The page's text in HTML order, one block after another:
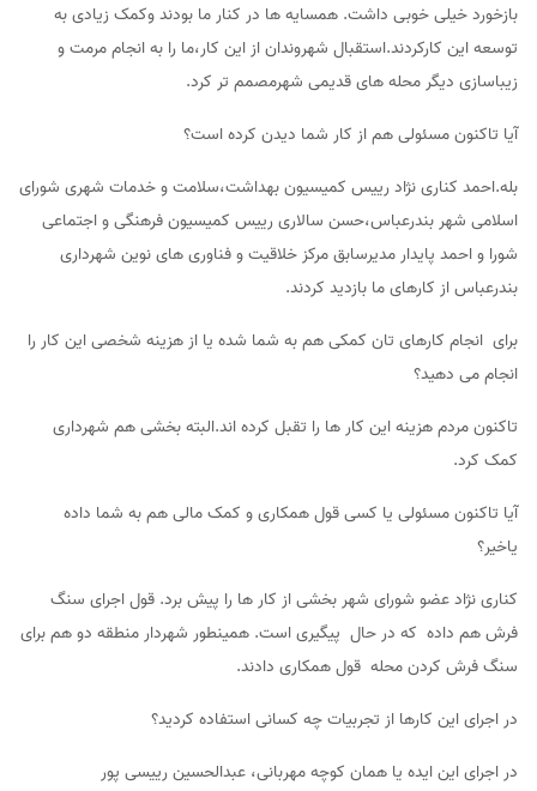
بازخورد خیلی خوبی داشت. همسایه ها در کنار ما بودند وکمک زیادی به
توسعه این کارکردند.استقبال شهروندان از این کار،ما را به انجام مرمت و
زیباسازی دیگر محله های قدیمی شهرمصمم تر کرد.
آیا تاکنون مسئولی هم از کار شما دیدن کرده است؟
بله.احمد کناری نژاد رییس کمیسیون بهداشت،سلامت و خدمات شهری شورای
اسلامی شهر بندرعباس،حسن سالاری رییس کمیسیون فرهنگی و اجتماعی
شورا و احمد پایدار مدیرسابق مرکز خلاقیت و فناوری های نوین شهرداری
بندرعباس از کارهای ما بازدید کردند.
برای انجام کارهای تان کمکی هم به شما شده یا از هزینه شخصی این کار را
انجام می دهید؟
تاکنون مردم هزینه این کار ها را تقبل کرده اند.البته بخشی هم شهرداری
کمک کرد.
آیا تاکنون مسئولی یا کسی قول همکاری و کمک مالی هم به شما داده
یاخیر؟
کناری نژاد عضو شورای شهر بخشی از کار ها را پیش برد. قول اجرای سنگ
فرش هم داده که در حال پیگیری است. همینطور شهردار منطقه دو هم برای
سنگ فرش کردن محله قول همکاری دادند.
در اجرای این کارها از تجربیات چه کسانی استفاده کردید؟
در اجرای این ایده یا همان کوچه مهربانی، عبدالحسین رییسی پور